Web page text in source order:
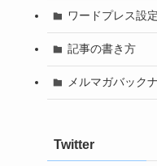
ワードプレス設定
記事の書き方
メルマガバック
Twitter